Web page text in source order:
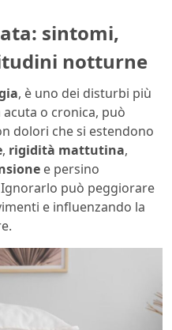
sintomi,
notturne
, è uno dei disturbi più
o cronica, può
dolori che si estendono
, rigidità mattutina,
e persino
Ignorarlo può peggiorare
e influenzando la